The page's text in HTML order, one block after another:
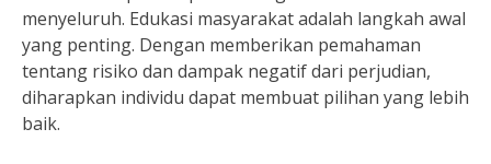
menyeluruh. Edukasi masyarakat adalah langkah awal
yang penting. Dengan memberikan pemahaman
tentang risiko dan dampak negatif dari perjudian,
diharapkan individu dapat membuat pilihan yang lebih
baik.